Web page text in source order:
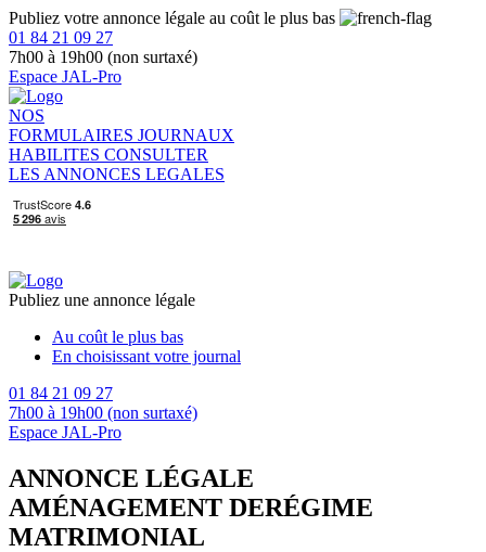
Publiez votre annonce légale au coût le plus bas
01 84 21 09 27
7h00 à 19h00 (non surtaxé)
Espace JAL-Pro
NOS
FORMULAIRES JOURNAUX
HABILITES CONSULTER
LES ANNONCES LEGALES
Publiez une annonce légale
Au coût le plus bas
En choisissant votre journal
01 84 21 09 27
7h00 à 19h00 (non surtaxé)
Espace JAL-Pro
ANNONCE LÉGALE
AMÉNAGEMENT DERÉGIME
MATRIMONIAL